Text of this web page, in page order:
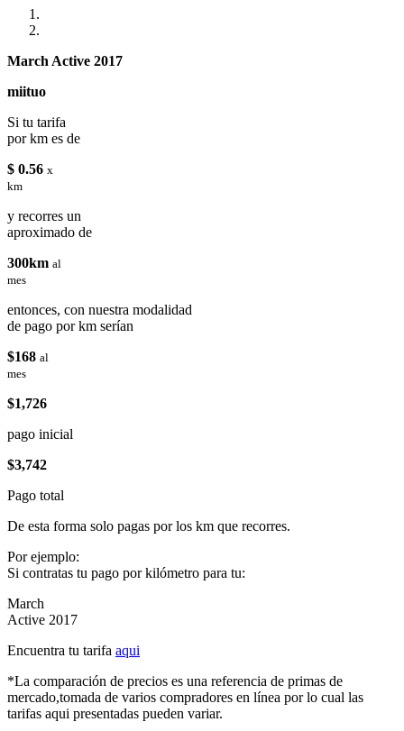
March Active 2017
miituo
Si tu tarifa
por km es de
$ 0.56 x
km
y recorres un
aproximado de
300km al
mes
entonces, con nuestra modalidad
de pago por km serían
$168 al
mes
$1,726
pago inicial
$3,742
Pago total
De esta forma solo pagas por los km que recorres.
Por ejemplo:
Si contratas tu pago por kilómetro para tu:
March
Active 2017
Encuentra tu tarifa aqui
*La comparación de precios es una referencia de primas de
mercado,tomada de varios compradores en línea por lo cual las
tarifas aqui presentadas pueden variar.